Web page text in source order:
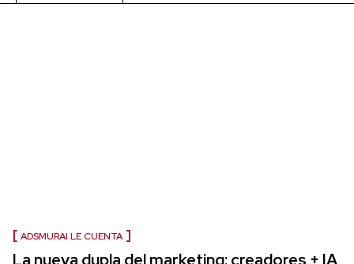
ADSMURAI LE CUENTA